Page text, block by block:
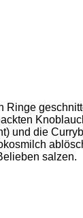
Ringe
und die
salzen.